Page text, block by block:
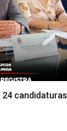
candidaturas